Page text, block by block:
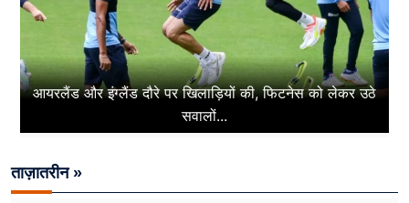
आयरलैंड और इंग्लैंड दौरे पर खिलाड़ियों की, फिटनेस को लेकर उठे
सवालों...
ताज़ातरीन »